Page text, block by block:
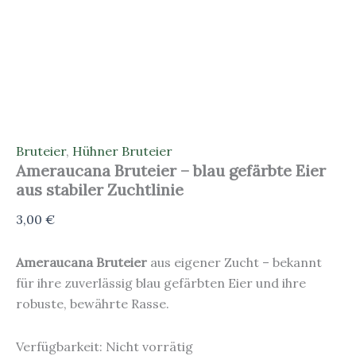
Bruteier, Hühner Bruteier
Ameraucana Bruteier – blau gefärbte Eier
aus stabiler Zuchtlinie
3,00 €
Ameraucana Bruteier aus eigener Zucht – bekannt
für ihre zuverlässig blau gefärbten Eier und ihre
robuste, bewährte Rasse.
Verfügbarkeit: Nicht vorrätig